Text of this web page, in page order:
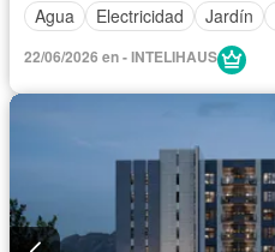
Agua
Electricidad Jardín
22/06/2026 en - INTELIHAUS